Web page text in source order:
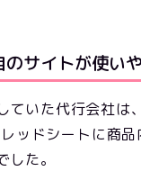
サイトが使い
ていた代行会社は
ッドシートに商
た。